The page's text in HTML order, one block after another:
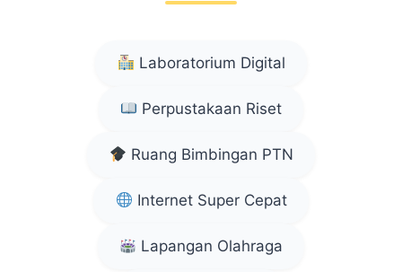
Laboratorium Digital
Perpustakaan Riset
Ruang Bimbingan PTN
Internet Super Cepat
Lapangan Olahraga